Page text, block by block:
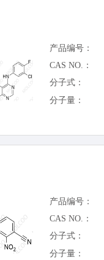
产品编号：
CAS NO.：
分子式：
分子量：
产品编号：
CAS NO.：
分子式：
分子量：